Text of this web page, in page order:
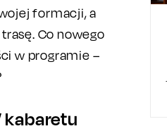
formacji, a
Co nowego
w programie –
kabaretu